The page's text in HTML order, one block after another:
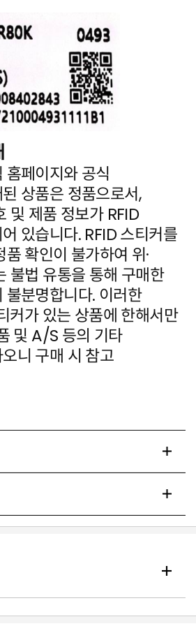
홈페이지와 공식
상품은 정품으로서,
및 제품 정보가 RFID
있습니다. RFID 스티커를
확인이 불가하여 위·
불법 유통을 통해 구매한
불분명합니다. 이러한
커가 있는 상품에 한해서만
및 A/S 등의 기타
니 구매 시 참고